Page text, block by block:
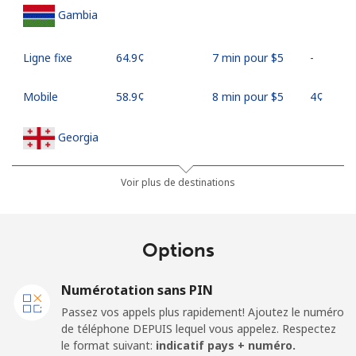
Gambia
Ligne fixe ⁦64.9¢⁩ 7 min pour ⁦$5⁩ -
Mobile ⁦58.9¢⁩ 8 min pour ⁦$5⁩ ⁦4¢⁩
Georgia
⁦32.5¢⁩
15 min pour
⁦$5⁩
Germany
Ligne fixe ⁦1.5¢⁩
333 min pour
⁦$5⁩
-
Voir plus de destinations
Options
Numérotation sans PIN
Passez vos appels plus rapidement! Ajoutez le numéro
de téléphone DEPUIS lequel vous appelez. Respectez
le format suivant: indicatif pays + numéro.